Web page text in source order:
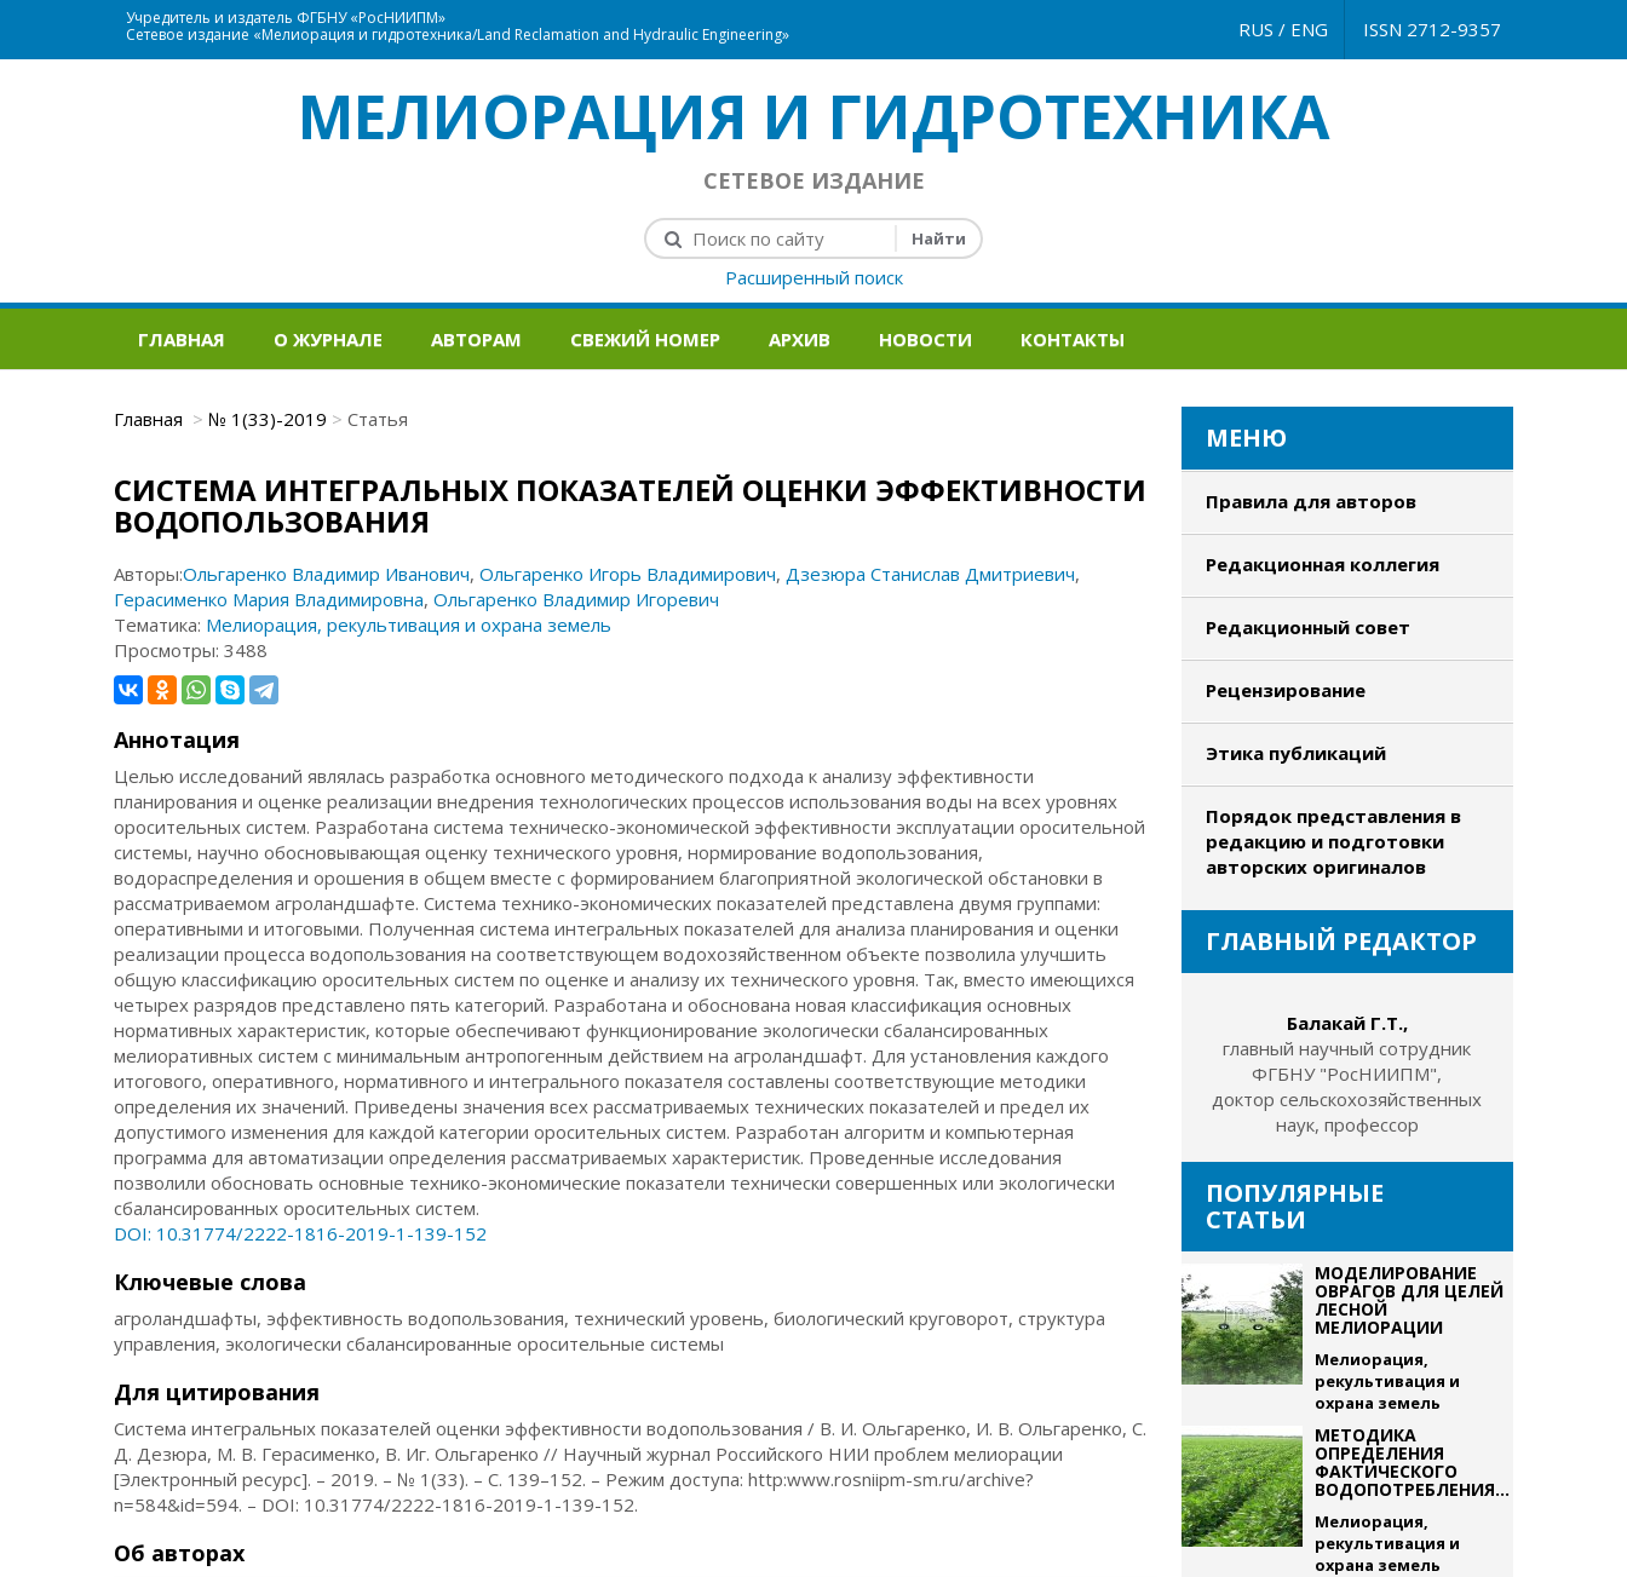
Учредитель и издатель ФГБНУ «РосНИИПМ»
Сетевое издание «Мелиорация и гидротехника/Land Reclamation and Hydraulic Engineering»
ISSN 2712-9357
RUS / ENG
МЕЛИОРАЦИЯ И ГИДРОТЕХНИКА
СЕТЕВОЕ ИЗДАНИЕ
Расширенный поиск
ГЛАВНАЯ О ЖУРНАЛЕ АВТОРАМ СВЕЖИЙ НОМЕР АРХИВ НОВОСТИ КОНТАКТЫ
Главная № 1(33)-2019 Статья
СИСТЕМА ИНТЕГРАЛЬНЫХ ПОКАЗАТЕЛЕЙ ОЦЕНКИ ЭФФЕКТИВНОСТИ
ВОДОПОЛЬЗОВАНИЯ
Авторы:Ольгаренко Владимир Иванович,Ольгаренко Игорь Владимирович,Дзезюра Станислав Дмитриевич,
Герасименко Мария Владимировна,Ольгаренко Владимир Игоревич
Тематика: Мелиорация, рекультивация и охрана земель
Просмотры:3488
Аннотация
Целью исследований являлась разработка основного методического подхода к анализу эффективности
планирования и оценке реализации внедрения технологических процессов использования воды на всех уровнях
оросительных систем. Разработана система техническо-экономической эффективности эксплуатации оросительной
системы, научно обосновывающая оценку технического уровня, нормирование водопользования,
водораспределения и орошения в общем вместе с формированием благоприятной экологической обстановки в
рассматриваемом агроландшафте. Система технико-экономических показателей представлена двумя группами:
оперативными и итоговыми. Полученная система интегральных показателей для анализа планирования и оценки
реализации процесса водопользования на соответствующем водохозяйственном объекте позволила улучшить
общую классификацию оросительных систем по оценке и анализу их технического уровня. Так, вместо имеющихся
четырех разрядов представлено пять категорий. Разработана и обоснована новая классификация основных
нормативных характеристик, которые обеспечивают функционирование экологически сбалансированных
мелиоративных систем с минимальным антропогенным действием на агроландшафт. Для установления каждого
итогового, оперативного, нормативного и интегрального показателя составлены соответствующие методики
определения их значений. Приведены значения всех рассматриваемых технических показателей и предел их
допустимого изменения для каждой категории оросительных систем. Разработан алгоритм и компьютерная
программа для автоматизации определения рассматриваемых характеристик. Проведенные исследования
позволили обосновать основные технико-экономические показатели технически совершенных или экологически
сбалансированных оросительных систем.
DOI: 10.31774/2222-1816-2019-1-139-152
Ключевые слова
агроландшафты, эффективность водопользования, технический уровень, биологический круговорот, структура
управления, экологически сбалансированные оросительные системы
Для цитирования
Система интегральных показателей оценки эффективности водопользования / В. И. Ольгаренко, И. В. Ольгаренко, С.
Д. Дезюра, М. В. Герасименко, В. Иг. Ольгаренко // Научный журнал Российского НИИ проблем мелиорации
[Электронный ресурс]. – 2019. – № 1(33). – С. 139–152. – Режим доступа: http:www.rosniipm-sm.ru/archive?
n=584&id=594. – DOI: 10.31774/2222-1816-2019-1-139-152.
Об авторах
МЕНЮ
Правила для авторов
Редакционная коллегия
Редакционный совет
Рецензирование
Этика публикаций
Порядок представления в
редакцию и подготовки
авторских оригиналов
ГЛАВНЫЙ РЕДАКТОР
Балакай Г.Т.,
главный научный сотрудник
ФГБНУ "РосНИИПМ",
доктор сельскохозяйственных
наук, профессор
ПОПУЛЯРНЫЕ
СТАТЬИ
МОДЕЛИРОВАНИЕ
ОВРАГОВ ДЛЯ ЦЕЛЕЙ
ЛЕСНОЙ
МЕЛИОРАЦИИ
Мелиорация,
рекультивация и
охрана земель
МЕТОДИКА
ОПРЕДЕЛЕНИЯ
ФАКТИЧЕСКОГО
ВОДОПОТРЕБЛЕНИЯ...
Мелиорация,
рекультивация и
охрана земель